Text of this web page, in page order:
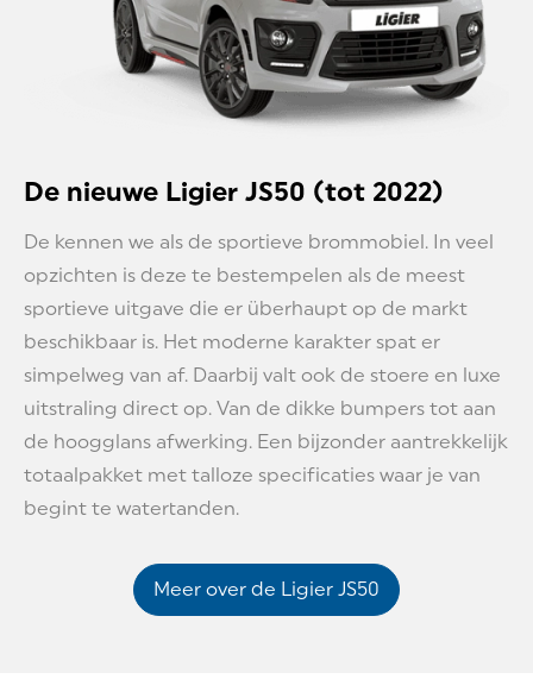
De nieuwe Ligier JS50 (tot 2022)
De kennen we als de sportieve brommobiel. In veel
opzichten is deze te bestempelen als de meest
sportieve uitgave die er überhaupt op de markt
beschikbaar is. Het moderne karakter spat er
simpelweg van af. Daarbij valt ook de stoere en luxe
uitstraling direct op. Van de dikke bumpers tot aan
de hoogglans afwerking. Een bijzonder aantrekkelijk
totaalpakket met talloze specificaties waar je van
begint te watertanden.
Meer over de Ligier JS50